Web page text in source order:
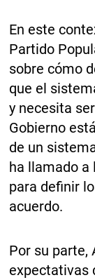
En este
Partido
sobre cómo
que el
y necesita
Gobierno
de un
ha llamado a
para definir
acuerdo.
Por su parte,
expectativas